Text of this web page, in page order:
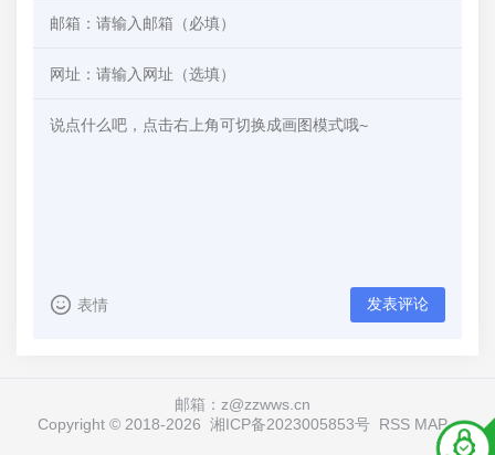
表情 发表评论
邮箱：z@zzwws.cn
Copyright © 2018-2026 湘ICP备2023005853号 RSS MAP